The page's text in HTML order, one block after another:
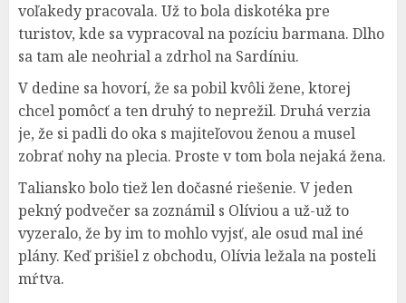
voľakedy pracovala. Už to bola diskotéka pre
turistov, kde sa vypracoval na pozíciu barmana. Dlho
sa tam ale neohrial a zdrhol na Sardíniu.
V dedine sa hovorí, že sa pobil kvôli žene, ktorej
chcel pomôcť a ten druhý to neprežil. Druhá verzia
je, že si padli do oka s majiteľovou ženou a musel
zobrať nohy na plecia. Proste v tom bola nejaká žena.
Taliansko bolo tiež len dočasné riešenie. V jeden
pekný podvečer sa zoznámil s Olíviou a už-už to
vyzeralo, že by im to mohlo vyjsť, ale osud mal iné
plány. Keď prišiel z obchodu, Olívia ležala na posteli
mŕtva.